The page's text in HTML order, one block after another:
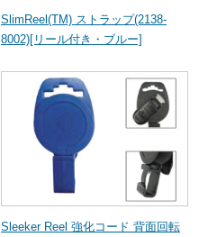
SlimReel(TM) ストラップ(2138-
8002)[リール付き・ブルー]
Sleeker Reel 強化コード 背面回転